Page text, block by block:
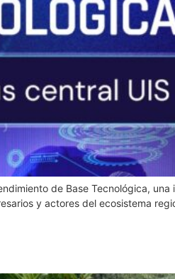
de Base Tecnológica,
y actores del ecosistema